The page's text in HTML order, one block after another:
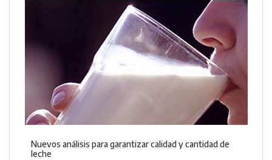
Nuevos análisis para garantizar calidad y cantidad de
leche